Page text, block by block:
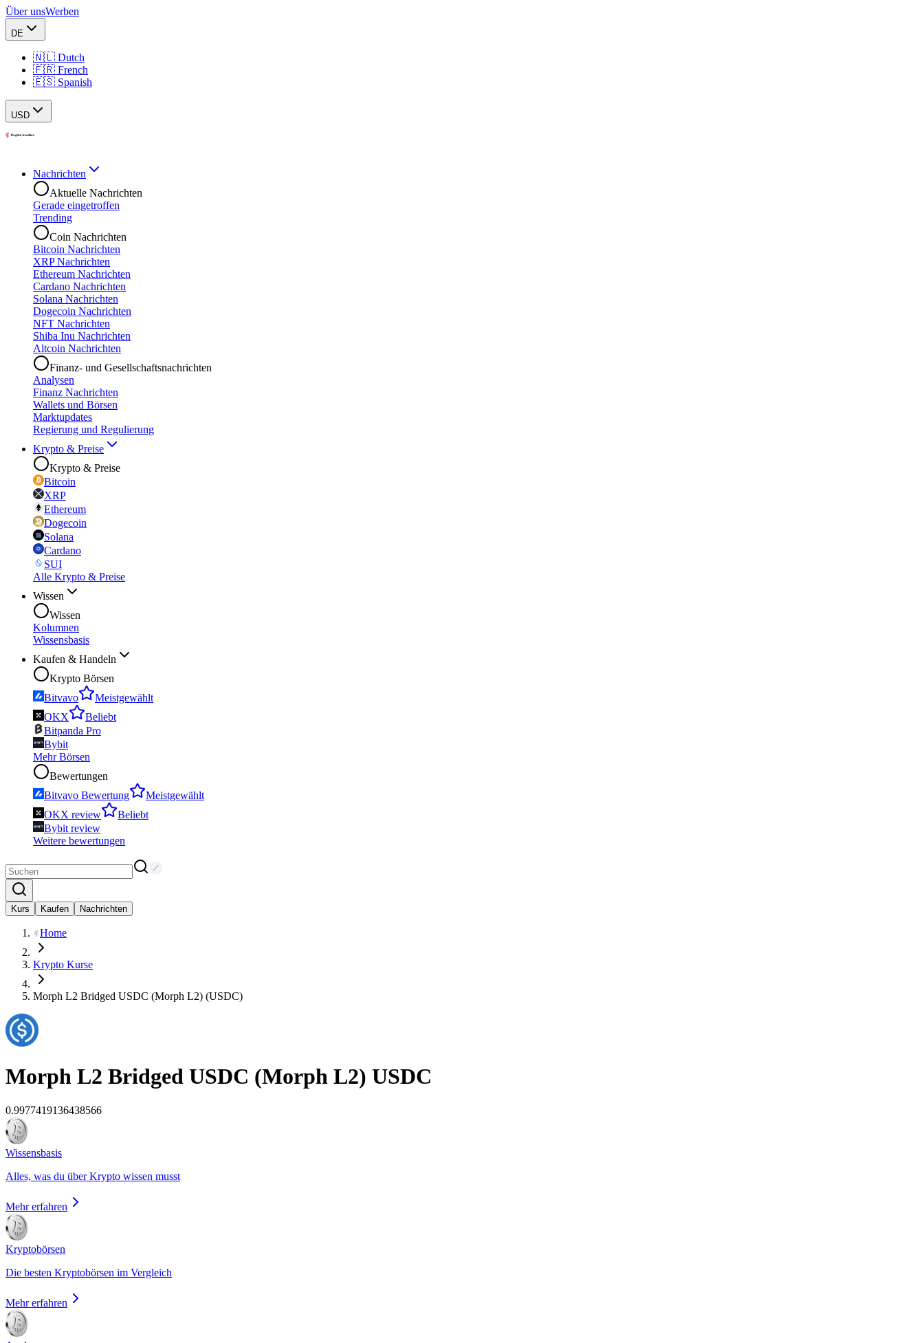
Über unsWerben
DE
🇳🇱 Dutch
🇫🇷 French
🇪🇸 Spanish
USD
Nachrichten
Aktuelle Nachrichten
Gerade eingetroffen
Trending
Coin Nachrichten
Bitcoin Nachrichten
XRP Nachrichten
Ethereum Nachrichten
Cardano Nachrichten
Solana Nachrichten
Dogecoin Nachrichten
NFT Nachrichten
Shiba Inu Nachrichten
Altcoin Nachrichten
Finanz- und Gesellschaftsnachrichten
Analysen
Finanz Nachrichten
Wallets und Börsen
Marktupdates
Regierung und Regulierung
Krypto & Preise
Krypto & Preise
Bitcoin
XRP
Ethereum
Dogecoin
Solana
Cardano
SUI
Alle Krypto & Preise
Wissen
Wissen
Kolumnen
Wissensbasis
Kaufen & Handeln
Krypto Börsen
Bitvavo
Meistgewählt
OKX
Beliebt
Bitpanda Pro
Bybit
Mehr Börsen
Bewertungen
Bitvavo Bewertung
Meistgewählt
OKX review
Beliebt
Bybit review
Weitere bewertungen
Kurs Kaufen Nachrichten
Home
Krypto Kurse
Morph L2 Bridged USDC (Morph L2) (USDC)
Morph L2 Bridged USDC (Morph L2) USDC
0.9977419136438566
Wissensbasis
Alles, was du über Krypto wissen musst
Mehr erfahren
Kryptobörsen
Die besten Kryptobörsen im Vergleich
Mehr erfahren